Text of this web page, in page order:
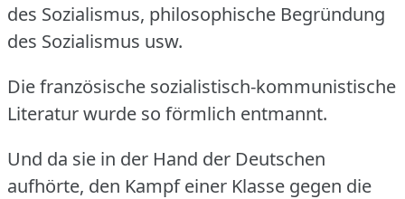
des Sozialismus, philosophische Begründung
des Sozialismus usw.
Die französische sozialistisch-kommunistische
Literatur wurde so förmlich entmannt.
Und da sie in der Hand der Deutschen
aufhörte, den Kampf einer Klasse gegen die